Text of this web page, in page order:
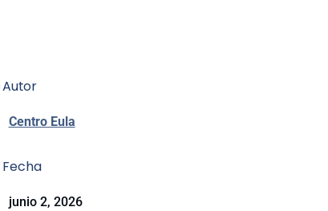
Autor
Centro Eula
Fecha
junio 2, 2026